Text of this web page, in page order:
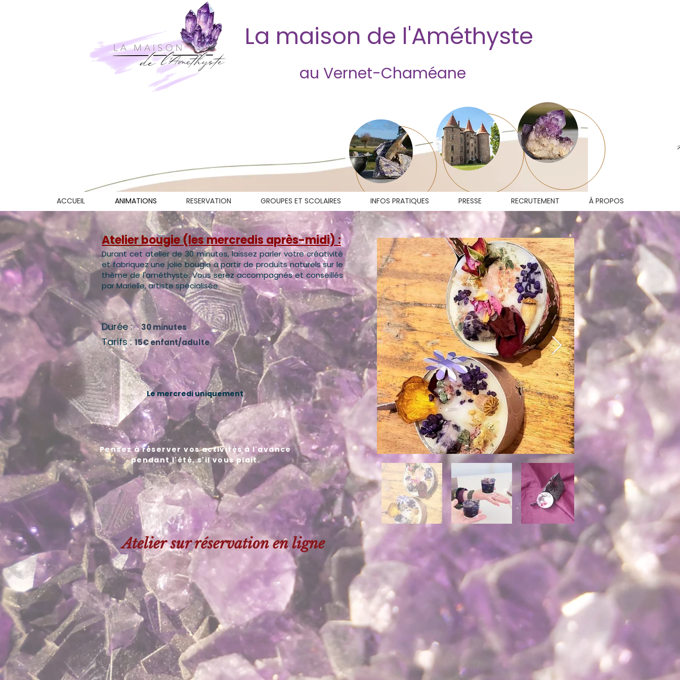
La maison de l'Améthyste
au Vernet-Chaméane
ACCUEIL ANIMATIONS RESERVATION GROUPES ET SCOLAIRES INFOS PRATIQUES PRESSE RECRUTEMENT À PROPOS
Durant cet atelier de 30 minutes, laissez parler votre créativité
et fabriquez une jolie bougie à partir de produits naturels sur le
thème de l'améthyste. Vous serez accompagnés et conseillés
par Marielle, artiste spécialisée.
Le mercredi uniquement
Durée : 30 minutes
Tarifs : 15€ enfant/adulte
Pensez à réserver vos activités à l'avance
pendant l'été, s'il vous plait.
Atelier bougie (les mercredis après-midi) :
Ateliersur réservation en ligne